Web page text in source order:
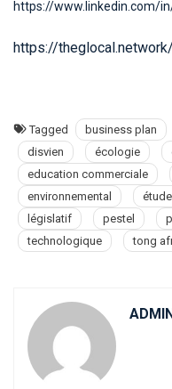
https://www.linkedin.com/
https://
Tagged business plan
disvien
écologie
education commerciale
environnemental
législatif
pestel
technologique
tong